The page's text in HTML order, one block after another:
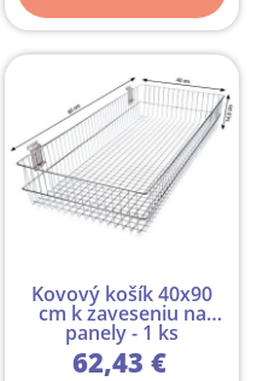
Kovový košík 40x90
cm k zaveseniu na
panely - 1 ks
62,43 €